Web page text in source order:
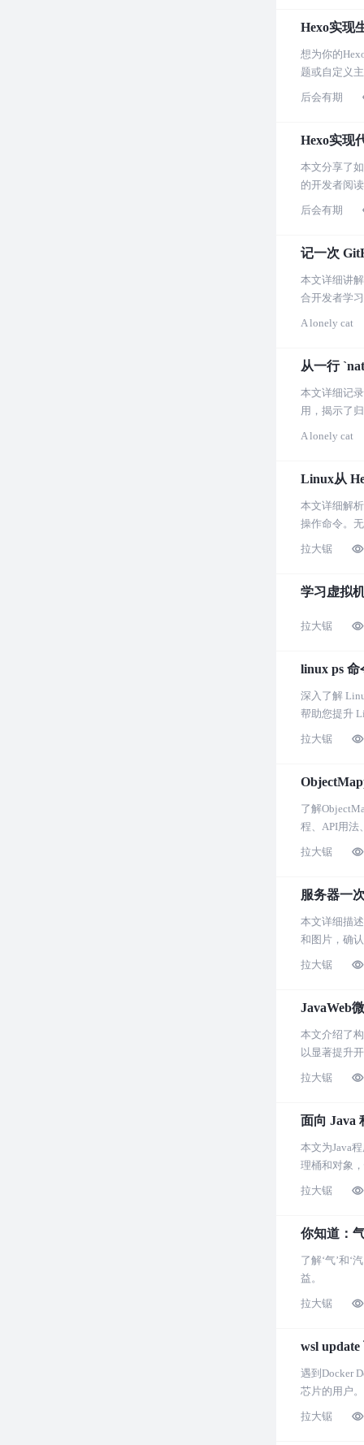
Hexo实现
想为你的
题或自定义
后会有期
Hexo实现
本文分享了
的开发者阅
后会有期
记一次
本文详细讲
合开发者学
A lonely cat
从一行
本文详细记
用，揭示了
A lonely cat
Linux从
本文详细解
操作命令。
拉大锯
学习虚拟
拉大锯
linux ps
深入了解
帮助您提升
拉大锯
了解
程、API用法
拉大锯
服务器一
本文详细描
和图片，确
系统维护具
拉大锯
JavaWeb
本文介绍了
以显著提升
拉大锯
面向 Java
本文为Java
理桶和对象
拉大锯
你知道：
了解‘气’和‘
益。
拉大锯
wsl
遇到Docker
芯片的用户。
拉大锯